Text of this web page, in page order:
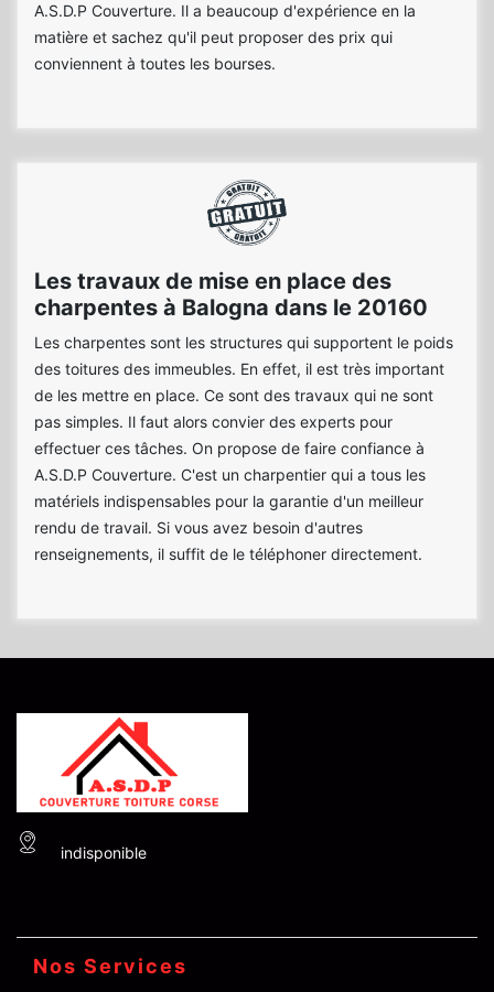
A.S.D.P Couverture. Il a beaucoup d'expérience en la
matière et sachez qu'il peut proposer des prix qui
conviennent à toutes les bourses.
Les travaux de mise en place des
charpentes à Balogna dans le 20160
Les charpentes sont les structures qui supportent le poids
des toitures des immeubles. En effet, il est très important
de les mettre en place. Ce sont des travaux qui ne sont
pas simples. Il faut alors convier des experts pour
effectuer ces tâches. On propose de faire confiance à
A.S.D.P Couverture. C'est un charpentier qui a tous les
matériels indispensables pour la garantie d'un meilleur
rendu de travail. Si vous avez besoin d'autres
renseignements, il suffit de le téléphoner directement.
indisponible
Nos Services